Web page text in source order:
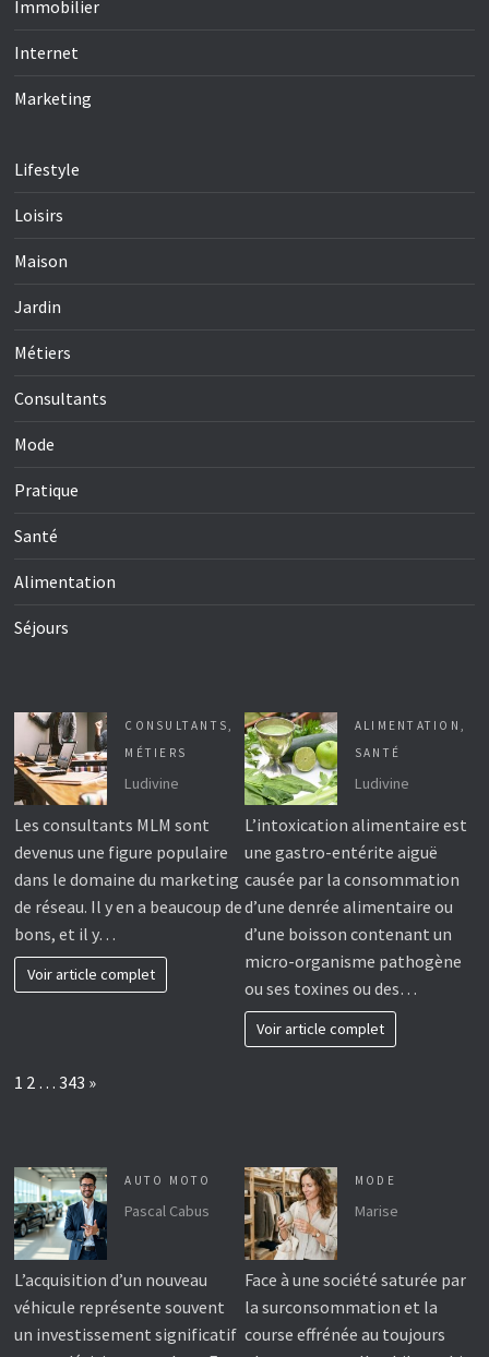
Immobilier
Internet
Marketing
Lifestyle
Loisirs
Maison
Jardin
Métiers
Consultants
Mode
Pratique
Santé
Alimentation
Séjours
CONSULTANTS
MÉTIERS
Ludivine
Les consultants MLM sont
devenus une figure populaire
dans le domaine du marketing
de réseau. Il y en a beaucoup de
bons, et il y…
Voir article complet
ALIMENTATION
SANTÉ
Ludivine
L’intoxication alimentaire est
une gastro-entérite aiguë
causée par la consommation
d’une denrée alimentaire ou
d’une boisson contenant un
micro-organisme pathogène
ou ses toxines ou des…
Voir article complet
Page:
1 2 … 343 Next
»
AUTO MOTO
Pascal Cabus
L’acquisition d’un nouveau
véhicule représente souvent
un investissement significatif
MODE
Marise
Face à une société saturée par
la surconsommation et la
course effrénée au toujours